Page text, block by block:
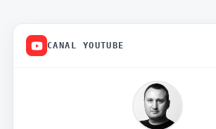
CANAL YOUTUBE